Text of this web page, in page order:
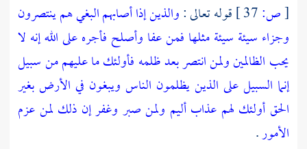
[ص: قوله تعالى :والذين إذا أصابهم البغي هم ينتصرون
وجزاء سيئة سيئة مثلها فمن عفا وأصلح فأجره على الله إنه لا
يحب الظالمين ولمن انتصر بعد ظلمه فأولئك ما عليهم من سبيل
إنما السبيل على الذين يظلمون الناس ويبغون في الأرض بغير
الحق أولئك لهم عذاب أليم ولمن صبر وغفر إن ذلك لمن عزم
الأمور.